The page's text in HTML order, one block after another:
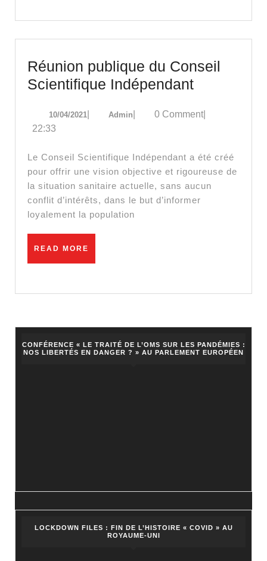
à
la
de
Réunion publique du Conseil
Scientifique IndépendantRéunion
du
10/04/202110/04/2021
AdminAdmin0 Comment
22:33
Le Conseil Scientifique Indépendant a été créé
pour offrir une vision objective et rigoureuse de
la situation sanitaire actuelle, sans aucun
conflit d’intérêts, dans le but d’informer
loyalement la population
READ MORE
CONFÉRENCE « LE TRAITÉ DE L’OMS SUR LES PANDÉMIES :
NOS LIBERTÉS EN DANGER ? » AU PARLEMENT EUROPÉEN
LOCKDOWN FILES : FIN DE L’HISTOIRE « COVID » AU
ROYAUME-UNI